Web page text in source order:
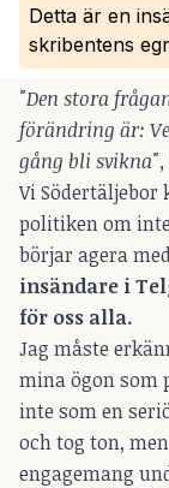
Detta är en
skribentens
"Den stora
förändring är:
gång bli svikna",
Vi
politiken om
börjar agera
insändare i
för oss alla.
Jag måste
mina ögon som
inte som en
och tog ton,
engagemang